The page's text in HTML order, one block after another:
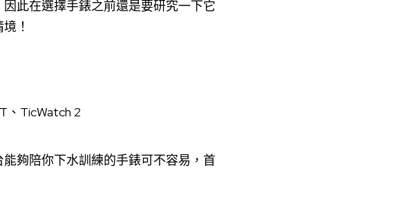
此在選擇手錶之前還是要研究一下它
！
夠陪你下水訓練的手錶可不容易，首